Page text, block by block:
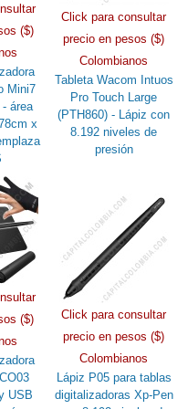
($)
Mini7
área
x
Click para consultar
precio en pesos ($)
Colombianos
Tableta Wacom Intuos
Pro Touch Large
(PTH860) - Lápiz con
8.192 niveles de
presión
($)
USB
Click para consultar
precio en pesos ($)
Colombianos
Lápiz P05 para tablas
digitalizadoras Xp-Pen